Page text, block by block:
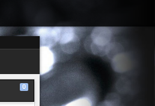
0